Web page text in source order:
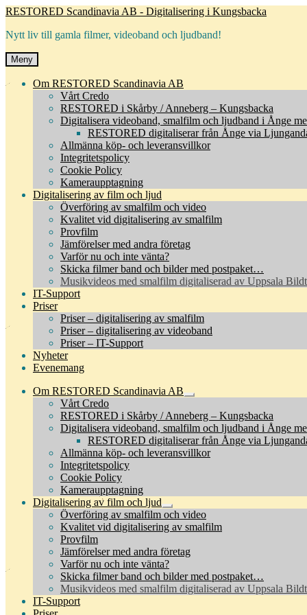
Hoppa
navigering
Hoppa
innehåll
RESTORED Scandinavia AB - Digitalisering i Kungsbacka
Nytt liv till gamla filmer, videoband och ljudband!
Meny
Om RESTORED Scandinavia AB
Vårt Credo
RESTORED i Skårby / Anneberg – Kungsbacka
Digitalisera videoband, smalfilm och ljudband i Ånge
RESTORED digitaliserar från Ånge via
Allmänna köp- och leveransvillkor
Integritetspolicy
Cookie Policy
Kameraupptagning
Digitalisering av film och ljud
Överföring av smalfilm och video
Kvalitet vid digitalisering av smalfilm
Provfilm
Jämförelser med andra företag
Varför nu och inte vänta?
Skicka filmer band och bilder med postpaket…
Musikvideos med smalfilm digitaliserad av Uppsala
IT-Support
Priser
Priser – digitalisering av smalfilm
Priser – digitalisering av videoband
Priser – IT-Support
Nyheter
Evenemang
Om RESTORED Scandinavia AB
Expandera
undermeny
Vårt Credo
RESTORED i Skårby / Anneberg – Kungsbacka
Digitalisera videoband, smalfilm och ljudband i Ånge
RESTORED digitaliserar från Ånge via
Allmänna köp- och leveransvillkor
Integritetspolicy
Cookie Policy
Kameraupptagning
Digitalisering av film och ljud
Expandera
undermeny
Överföring av smalfilm och video
Kvalitet vid digitalisering av smalfilm
Provfilm
Jämförelser med andra företag
Varför nu och inte vänta?
Skicka filmer band och bilder med postpaket…
Musikvideos med smalfilm digitaliserad av Uppsala
IT-Support